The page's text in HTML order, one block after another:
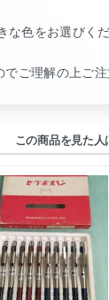
色をお選びくだ
ご理解の上ご注
この商品を見た